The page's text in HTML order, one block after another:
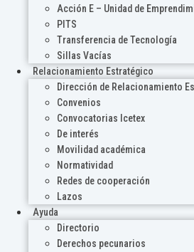
Acción E – Unidad de
PITS
Transferencia de Tecnología
Sillas Vacías
Relacionamiento Estratégico
Dirección de Relacionamiento
Convenios
Convocatorias Icetex
De interés
Movilidad académica
Normatividad
Redes de cooperación
Lazos
Ayuda
Directorio
Derechos pecunarios